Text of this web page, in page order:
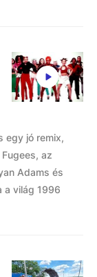
egy jó remix,
az
Adams és
a világ 1996